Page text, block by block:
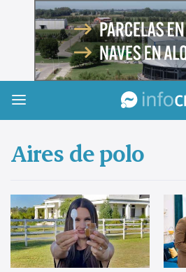
Aires de polo